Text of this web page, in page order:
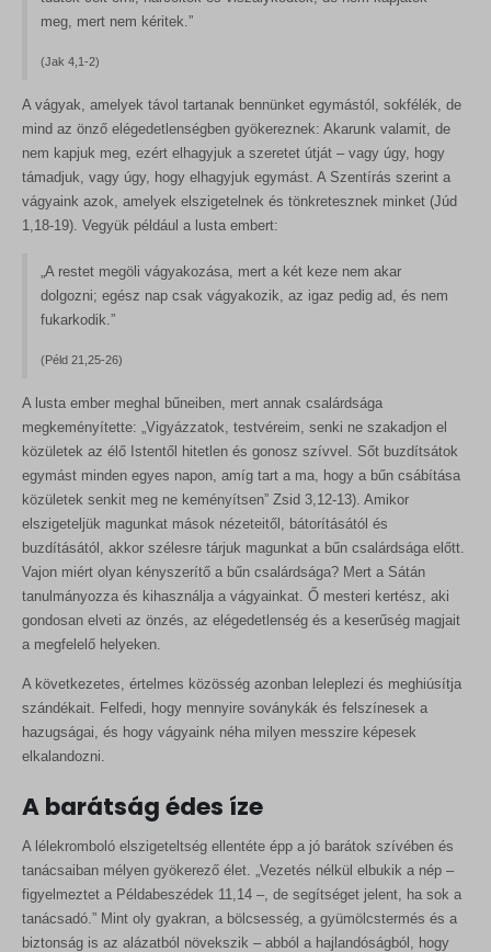
meg, mert nem kéritek.”
(Jak 4,1-2)
A vágyak, amelyek távol tartanak bennünket egymástól, sokfélék, de
mind az önző elégedetlenségben gyökereznek: Akarunk valamit, de
nem kapjuk meg, ezért elhagyjuk a szeretet útját – vagy úgy, hogy
támadjuk, vagy úgy, hogy elhagyjuk egymást. A Szentírás szerint a
vágyaink azok, amelyek elszigetelnek és tönkretesznek minket (Júd
1,18-19). Vegyük például a lusta embert:
„A restet megöli vágyakozása, mert a két keze nem akar
dolgozni; egész nap csak vágyakozik, az igaz pedig ad, és nem
fukarkodik.”
(Péld 21,25-26)
A lusta ember meghal bűneiben, mert annak csalárdsága
megkeményítette: „Vigyázzatok, testvéreim, senki ne szakadjon el
közületek az élő Istentől hitetlen és gonosz szívvel. Sőt buzdítsátok
egymást minden egyes napon, amíg tart a ma, hogy a bűn csábítása
közületek senkit meg ne keményítsen” Zsid 3,12-13). Amikor
elszigeteljük magunkat mások nézeteitől, bátorításától és
buzdításától, akkor szélesre tárjuk magunkat a bűn csalárdsága előtt.
Vajon miért olyan kényszerítő a bűn csalárdsága? Mert a Sátán
tanulmányozza és kihasználja a vágyainkat. Ő mesteri kertész, aki
gondosan elveti az önzés, az elégedetlenség és a keserűség magjait
a megfelelő helyeken.
A következetes, értelmes közösség azonban leleplezi és meghiúsítja
szándékait. Felfedi, hogy mennyire soványkák és felszínesek a
hazugságai, és hogy vágyaink néha milyen messzire képesek
elkalandozni.
A barátság édes íze
A lélekromboló elszigeteltség ellentéte épp a jó barátok szívében és
tanácsaiban mélyen gyökerező élet. „Vezetés nélkül elbukik a nép –
figyelmeztet a Példabeszédek 11,14 –, de segítséget jelent, ha sok a
tanácsadó.” Mint oly gyakran, a bölcsesség, a gyümölcstermés és a
biztonság is az alázatból növekszik – abból a hajlandóságból, hogy